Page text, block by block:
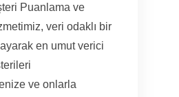
Puanlama ve
veri odaklı bir
en umut verici
ve onlarla